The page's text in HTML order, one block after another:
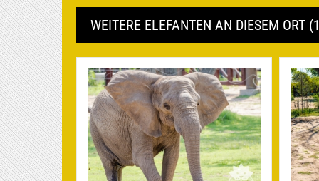
WEITERE ELEFANTEN AN DIESEM ORT